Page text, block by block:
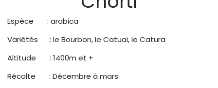
Espèce : arabica
Variétés : le Bourbon, le Catuai, le Catura
Altitude : 1400m et +
Récolte : Décembre à mars